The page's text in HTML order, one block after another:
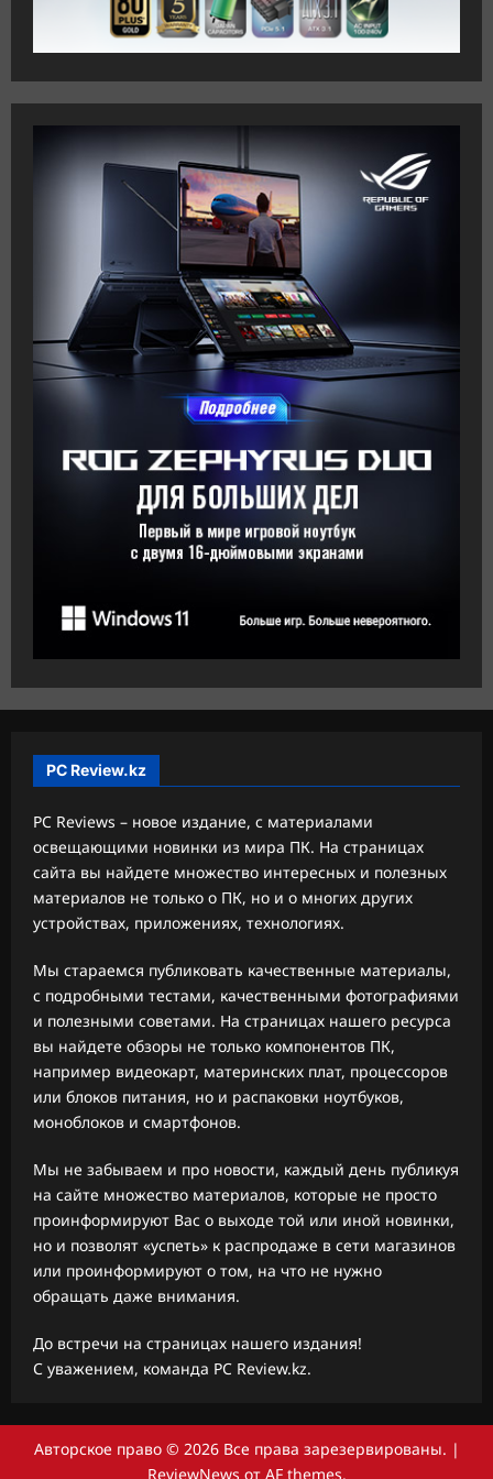
PC Review.kz
PC Reviews – новое издание, с материалами
освещающими новинки из мира ПК. На страницах
сайта вы найдете множество интересных и полезных
материалов не только о ПК, но и о многих других
устройствах, приложениях, технологиях.
Мы стараемся публиковать качественные материалы,
с подробными тестами, качественными фотографиями
и полезными советами. На страницах нашего ресурса
вы найдете обзоры не только компонентов ПК,
например видеокарт, материнских плат, процессоров
или блоков питания, но и распаковки ноутбуков,
моноблоков и смартфонов.
Мы не забываем и про новости, каждый день публикуя
на сайте множество материалов, которые не просто
проинформируют Вас о выходе той или иной новинки,
но и позволят «успеть» к распродаже в сети магазинов
или проинформируют о том, на что не нужно
обращать даже внимания.
До встречи на страницах нашего издания!
С уважением, команда PC Review.kz.
Авторское право © 2026 Все права зарезервированы. |
ReviewNews от AF themes.